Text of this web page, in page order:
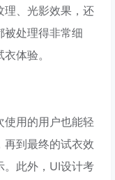
理、光影效果，还
被处理得非常细
体验。
使用的用户也能轻
再到最终的试衣效
。此外，UI设计考